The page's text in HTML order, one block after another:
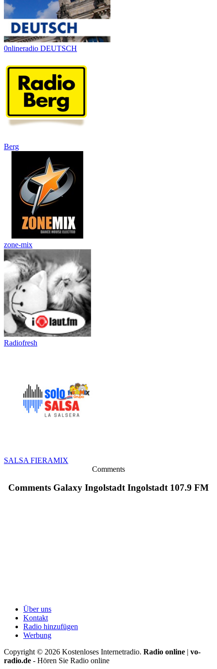
0nlineradio DEUTSCH
Berg
zone-mix
Radiofresh
SALSA FIERAMIX
Comments
Comments Galaxy Ingolstadt Ingolstadt 107.9 FM
Über uns
Kontakt
Radio hinzufügen
Werbung
Copyright © 2026 Kostenloses Internetradio. Radio online | vo-
radio.de - Hören Sie Radio online